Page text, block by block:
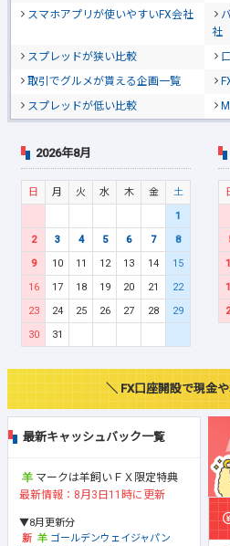
スマホアプリが使いやすいFX会社
社
スプレッドが狭い比較
取引でグルメが貰える企画一覧
スプレッドが低い比較
2026年8月
日 月 火 水 木 金
土
1
2
3 4 5 6 7
8
9
10 11 12 13 14
15
16
17 18 19 20 21
22
23
24 25 26 27 28
29
30
31
＼ FX口座開設で現金
最新キャッシュバック一覧
マークは羊飼いＦＸ限定特典
最新情報：8月3日11時に更新
▼8月更新分
ゴールデンウェイジャパン